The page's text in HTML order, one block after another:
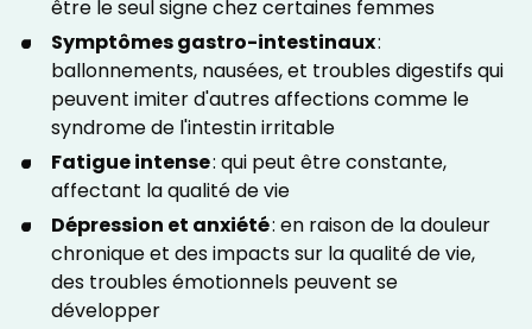
être le seul signe chez certaines femmes
Symptômes gastro-intestinaux:
ballonnements, nausées, et troubles digestifs qui
peuvent imiter d'autres affections comme le
syndrome de l'intestin irritable
Fatigue intense: qui peut être constante,
affectant la qualité de vie
Dépression et anxiété: en raison de la douleur
chronique et des impacts sur la qualité de vie,
des troubles émotionnels peuvent se
développer